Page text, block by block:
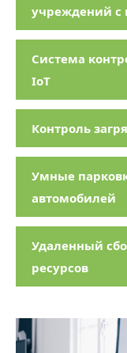
учреждений с
Система
IoT
Контроль
Умные
автомобилей
Удаленный
ресурсов